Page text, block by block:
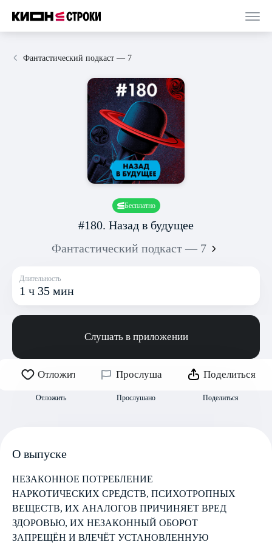
Фантастический подкаст — 7
Бесплатно
#180. Назад в будущее
Фантастический подкаст — 7
Длительность
1 ч 35 мин
Слушать в приложении
Отложить
Отложить
Прослушано
Прослушано
Поделиться
Поделиться
О выпуске
НЕЗАКОННОЕ ПОТРЕБЛЕНИЕ
НАРКОТИЧЕСКИХ СРЕДСТВ, ПСИХОТРОПНЫХ
ВЕЩЕСТВ, ИХ АНАЛОГОВ ПРИЧИНЯЕТ ВРЕД
ЗДОРОВЬЮ, ИХ НЕЗАКОННЫЙ ОБОРОТ
ЗАПРЕЩЁН И ВЛЕЧЁТ УСТАНОВЛЕННУЮ